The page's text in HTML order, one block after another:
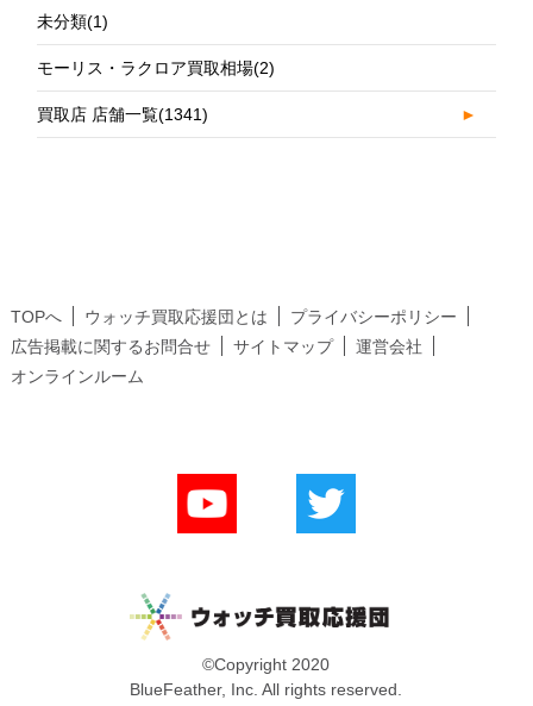
未分類(1)
モーリス・ラクロア買取相場(2)
買取店 店舗一覧(1341) ►
TOPへ ウォッチ買取応援団とは
プライバシーポリシー
広告掲載に関するお問合せ
サイトマップ
運営会社
オンラインルーム
©Copyright 2020
BlueFeather, Inc. All rights reserved.